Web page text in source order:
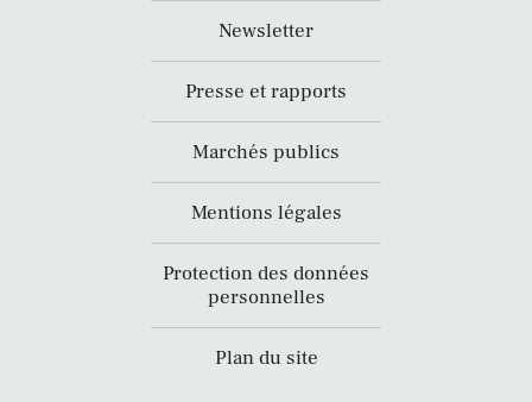
Newsletter
Presse et rapports
Marchés publics
Mentions légales
Protection des données
personnelles
Plan du site